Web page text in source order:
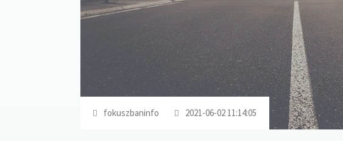
fokuszbaninfo 2021-06-02 11:14:05